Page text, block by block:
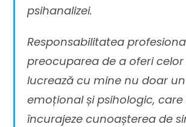
psihanalizei.
Responsabilitatea
preocuparea de a oferi
lucrează cu mine nu doar
emoțional și psihologic, care
încurajeze cunoașterea de